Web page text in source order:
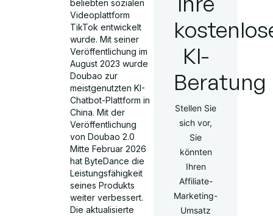
beliebten sozialen
Videoplattform
TikTok entwickelt
wurde. Mit seiner
Veröffentlichung im
August 2023 wurde
Doubao zur
meistgenutzten KI-
Chatbot-Plattform in
China. Mit der
Veröffentlichung
von Doubao 2.0
Mitte Februar 2026
hat ByteDance die
Leistungsfähigkeit
seines Produkts
weiter verbessert.
Die aktualisierte
KI-
Beratung
Stellen Sie
sich vor,
Sie
könnten
Ihren
Affiliate-
Marketing-
Umsatz